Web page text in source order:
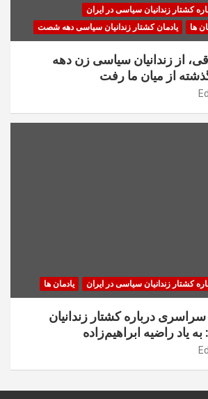
کشتار زندانیان سیاسی در ایران
ها یادمان کشتار زندانیان سیاسی دهه شصت
از زندانیان سیاسی زن دهه
از میان ما رفت
کشتار زندانیان سیاسی در ایران یادمان ها
درباره کشتار زندانیان
یاد راضیه ابراهیم‌زاده